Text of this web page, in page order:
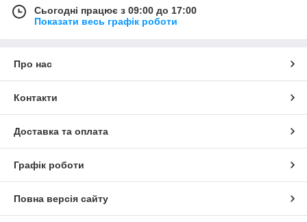
Сьогодні працює з 09:00 до 17:00
Показати весь графік роботи
Про нас
Контакти
Доставка та оплата
Графік роботи
Повна версія сайту